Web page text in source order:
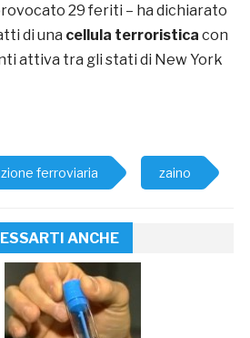
29 feriti – ha dichiarato
di una cellula terroristica con
attiva tra gli stati di New York
ferroviaria zaino
ANCHE